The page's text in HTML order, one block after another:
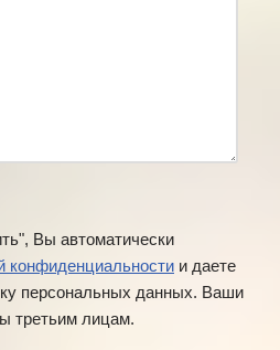
Вы автоматически
конфиденциальности и даете
персональных данных. Ваши
третьим лицам.